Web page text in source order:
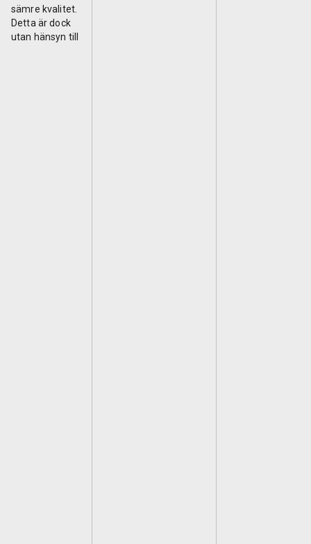
sämre kvalitet.
Detta är dock
utan hänsyn till